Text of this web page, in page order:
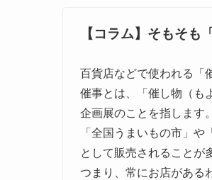
【コラム】そもそも
百貨店などで使われる「
催事とは、「催し物（も
企画展のことを指します。
「全国うまいもの市」
として販売されることが
つまり、常にお店がある